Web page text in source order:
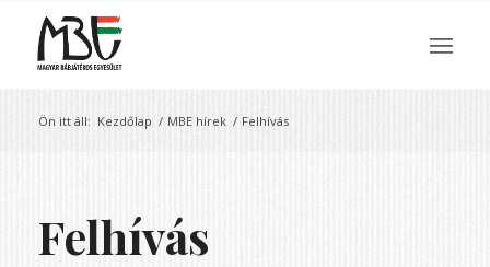
Ön itt áll: Kezdőlap / MBE hírek / Felhívás
Felhívás